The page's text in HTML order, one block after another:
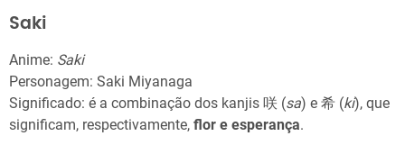
Saki
Anime: Saki
Personagem: Saki Miyanaga
Significado: é a combinação dos kanjis 咲 (sa) e 希 (ki), que
significam, respectivamente, flor e esperança.